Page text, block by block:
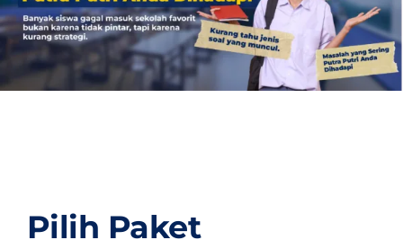
Pilih Paket